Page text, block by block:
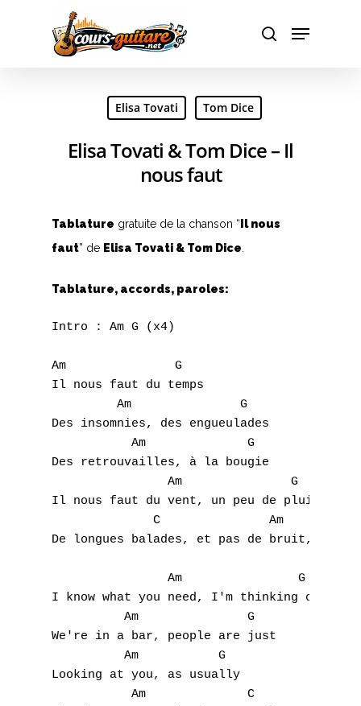
Hit enter to search or ESC to close
Elisa Tovati Tom Dice
Elisa Tovati & Tom Dice – Il
nous faut
Tablature gratuite de la chanson “ Il nous
faut” de Elisa Tovati & Tom Dice
Tablature, accords, paroles:
Intro : Am G (x4)
Am               G
Il nous faut du temps
         Am               G
Des insomnies, des engueulades
           Am              G
Des retrouvailles, à la bougie
                Am               G
Il nous faut du vent, un peu de pluie
C               Am
De longues balades, et pas de bruit, non
                Am                G
I know what you need, I'm thinking of us
          Am               G
We're in a bar, people are just
          Am           G
Looking at you, as usually
           Am              C